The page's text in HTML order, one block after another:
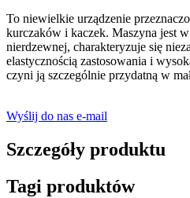
To niewielkie urządzenie
kurczaków i kaczek. Maszyna jest
nierdzewnej, charakteryzuje się
elastycznością zastosowania i
czyni ją szczególnie przydatną w
Wyślij do nas e-mail
Szczegóły produktu
Tagi produktów